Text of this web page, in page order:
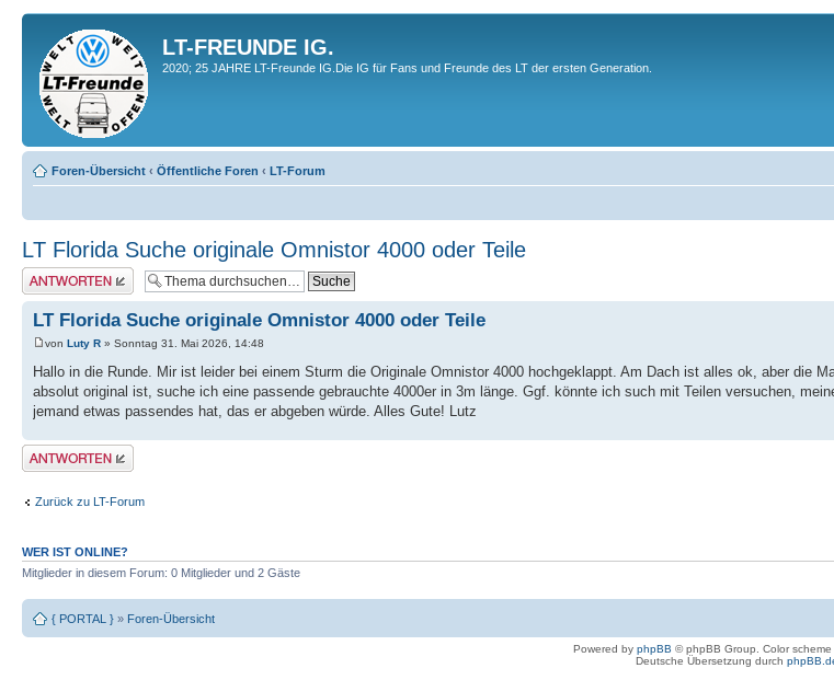
LT-FREUNDE IG.
2020; 25 JAHRE LT-Freunde IG.Die IG für Fans und Freunde des LT der ersten Generation.
Foren-Übersicht ‹ Öffentliche Foren ‹ LT-Forum
LT Florida Suche originale Omnistor 4000 oder Teile
Antwort erstellen
LT Florida Suche originale Omnistor 4000 oder Teile
von Luty R » Sonntag 31. Mai 2026, 14:48
Hallo in die Runde. Mir ist leider bei einem Sturm die Originale Omnistor 4000 hochgeklappt. Am Dach ist alles ok, aber die
absolut original ist, suche ich eine passende gebrauchte 4000er in 3m länge. Ggf. könnte ich such mit Teilen versuchen,
jemand etwas passendes hat, das er abgeben würde. Alles Gute! Lutz
Antwort erstellen
Zurück zu LT-Forum
WER IST ONLINE?
Mitglieder in diesem Forum: 0 Mitglieder und 2 Gäste
{ PORTAL } » Foren-Übersicht
Powered by phpBB © phpBB Group. Color scheme
Deutsche Übersetzung durch